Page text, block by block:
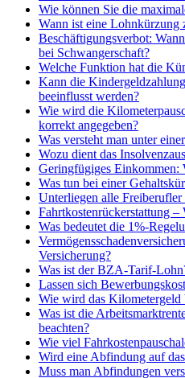
Wie können Sie die
Wann ist eine Lohnkürzung
Beschäftigungsverbot:
bei Schwangerschaft?
Welche Funktion hat die
Kann die
beeinflusst werden?
Wie wird die
korrekt angegeben?
Was versteht man unter
Wozu dient das
Geringfügiges Einkommen:
Was tun bei einer
Unterliegen alle Freiberufler
Fahrtkostenrückerstattung –
Was bedeutet die 1%-
Versicherung?
Was ist der BZA-Tarif-
Lassen sich
Wie wird das Kilometergeld
Was ist die
beachten?
Wie viel
Wird eine Abfindung auf
Muss man Abfindungen